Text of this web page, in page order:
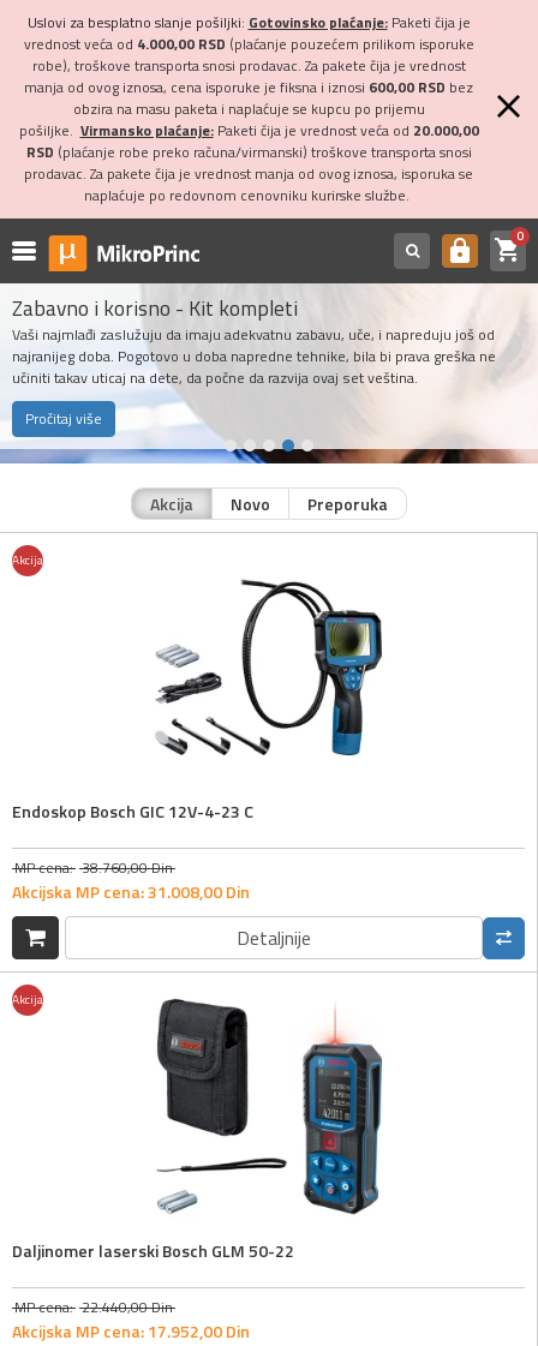
Uslovi za besplatno slanje pošiljki: Gotovinsko plaćanje:Paketi čija je
vrednost veća od 4.000,00 RSD (plaćanje pouzećem prilikom isporuke
robe), troškove transporta snosi prodavac. Za pakete čija je vrednost
manja od ovog iznosa, cena isporuke je fiksna i iznosi 600,00 RSD bez
obzira na masu paketa i naplaćuje se kupcu po prijemu
pošiljke. Virmansko plaćanje:Paketi čija je vrednost veća od 20.000,00
RSD (plaćanje robe preko računa/virmanski) troškove transporta snosi
prodavac. Za pakete čija je vrednost manja od ovog iznosa, isporuka se
naplaćuje po redovnom cenovniku kurirske službe.
https shopping_cart0
Zabavno i korisno - Kit kompleti
Vaši najmlađi zaslužuju da imaju adekvatnu zabavu, uče, i napreduju još od
najranijeg doba. Pogotovo u doba napredne tehnike, bila bi prava greška ne
učiniti takav uticaj na dete, da počne da razvija ovaj set veština.
Pročitaj više
Akcija Novo Preporuka
Akcija
Endoskop Bosch GIC 12V-4-23 C
MP cena: 38.760,00Din
Akcijska MP cena:31.008,00Din
Detaljnije
Akcija
Daljinomer laserski Bosch GLM 50-22
MP cena: 22.440,00Din
Akcijska MP cena:17.952,00Din